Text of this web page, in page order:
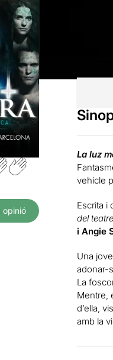
opinió
La luz
vehicle
Escrita i
del teatre
i Angie
Una
adonar-
La
Mentre,
d’ella,
amb la